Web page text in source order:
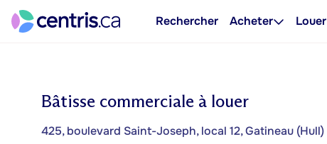
Rechercher Acheter Louer
Bâtisse commerciale à louer
425, boulevard Saint-Joseph, local 12, Gatineau (Hull)